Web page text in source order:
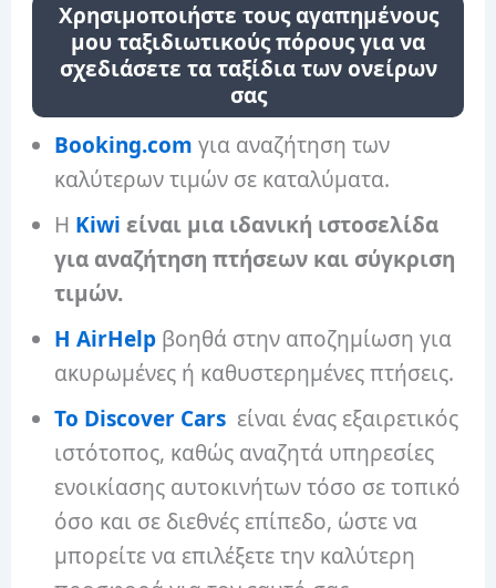
Χρησιμοποιήστε τους αγαπημένους
μου ταξιδιωτικούς πόρους για να
σχεδιάσετε τα ταξίδια των ονείρων
σας
Booking.com για αναζήτηση των
καλύτερων τιμών σε καταλύματα.
Η Kiwi είναι μια ιδανική ιστοσελίδα
για αναζήτηση πτήσεων και σύγκριση
τιμών.
Η AirHelp βοηθά στην αποζημίωση για
ακυρωμένες ή καθυστερημένες πτήσεις.
Το Discover Cars είναι ένας εξαιρετικός
ιστότοπος, καθώς αναζητά υπηρεσίες
ενοικίασης αυτοκινήτων τόσο σε τοπικό
όσο και σε διεθνές επίπεδο, ώστε να
μπορείτε να επιλέξετε την καλύτερη